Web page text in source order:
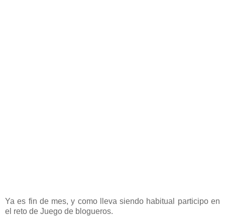
Ya es fin de mes, y como lleva siendo habitual participo en
el reto de Juego de blogueros.